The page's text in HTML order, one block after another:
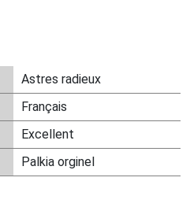
Astres radieux
Français
Excellent
Palkia orginel